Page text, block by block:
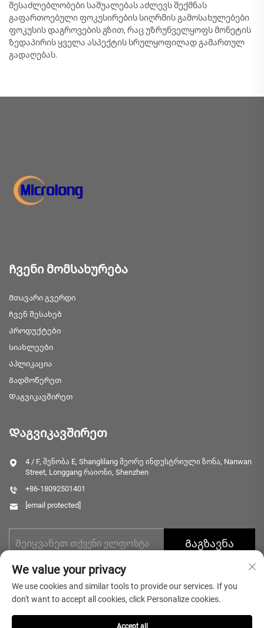
შესაძლებლობები საშუალებას აძლევს შექმნას
გაფართოებული ფოკუსირების სიღრმის გამოსახულებები
ფოკუსის დაგროვების გზით, რაც უზრუნველყოფს მონეტის
ზედაპირის ყველა ასპექტის სრულყოფილად გამართულ
გადაღებას.
Ჩვენი მომსახურება
Მთავარი გვერდი
Ჩვენ შესახებ
Პროდუქტები
Სიახლეები
Აპლიკაცია
Გადმოწერეთ
Დაგვიკავშირეთ
Დაგვიკავშირეთ
4 / F, შენობა E, Shanglilang მეორე ინდუსტრიული ზონა, Nanwan
Street, Longgang რაიონი, Shenzhen
+86-18092501401
[email protected]
Გაგზავნა
We value your privacy
We use cookies and similar tools to provide our services. If you
don't want to accept all cookies, click Personalize cookies.
Accept all